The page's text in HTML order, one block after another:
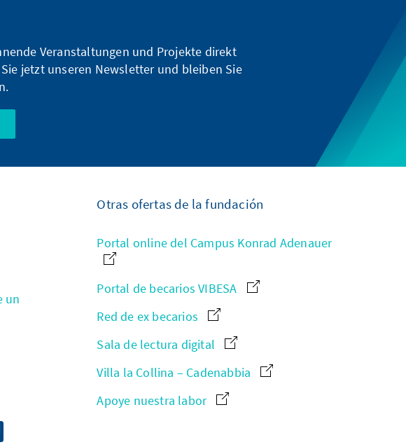
Veranstaltungen und Projekte direkt
jetzt unseren Newsletter und bleiben Sie
un
Otras ofertas de la fundación
Portal online del Campus Konrad Adenauer
Portal de becarios VIBESA
Red de ex becarios
Sala de lectura digital
Villa la Collina – Cadenabbia
Apoye nuestra labor